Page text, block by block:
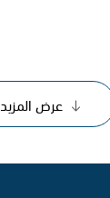
عرض المزيد